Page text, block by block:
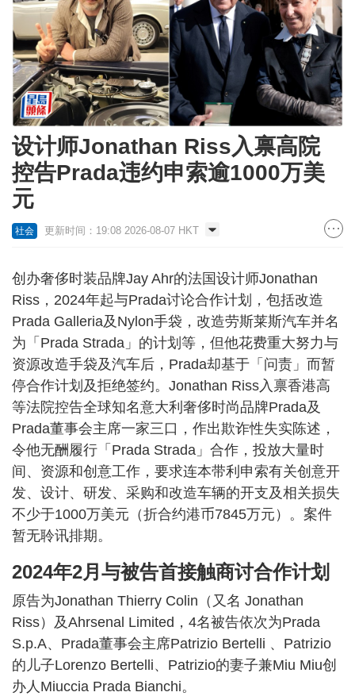
设计师Jonathan Riss入禀高院
控告Prada违约申索逾1000万美
元
社会 更新时间：19:08 2026-08-07 HKT
创办奢侈时装品牌Jay Ahr的法国设计师Jonathan
Riss，2024年起与Prada讨论合作计划，包括改造
Prada Galleria及Nylon手袋，改造劳斯莱斯汽车并名
为「Prada Strada」的计划等，但他花费重大努力与
资源改造手袋及汽车后，Prada却基于「问责」而暂
停合作计划及拒绝签约。Jonathan Riss入禀香港高
等法院控告全球知名意大利奢侈时尚品牌Prada及
Prada董事会主席一家三口，作出欺诈性失实陈述，
令他无酬履行「Prada Strada」合作，投放大量时
间、资源和创意工作，要求连本带利申索有关创意开
发、设计、研发、采购和改造车辆的开支及相关损失
不少于1000万美元（折合约港币7845万元）。案件
暂无聆讯排期。
2024年2月与被告首接触商讨合作计划
原告为Jonathan Thierry Colin（又名 Jonathan
Riss）及Ahrsenal Limited，4名被告依次为Prada
S.p.A、Prada董事会主席Patrizio Bertelli 、Patrizio
的儿子Lorenzo Bertelli、Patrizio的妻子兼Miu Miu创
办人Miuccia Prada Bianchi。